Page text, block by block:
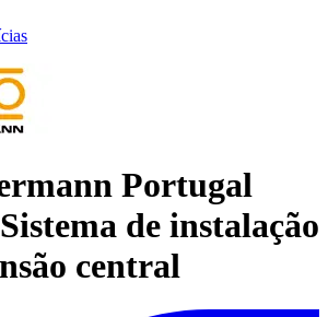
Portugal
de instalação
central